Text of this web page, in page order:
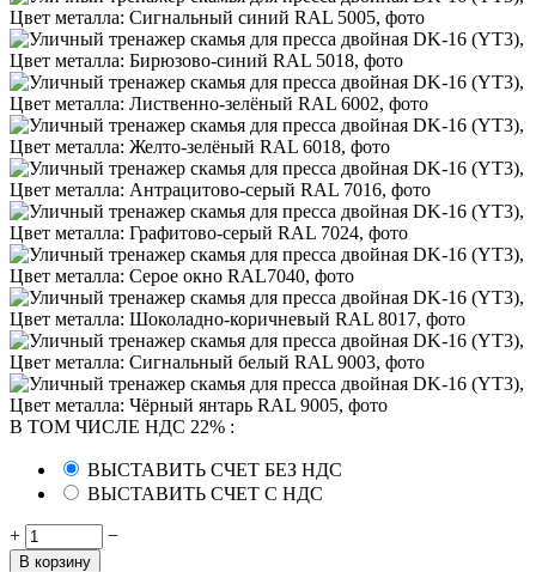
В ТОМ ЧИСЛЕ НДС 22% :
ВЫСТАВИТЬ СЧЕТ БЕЗ НДС
ВЫСТАВИТЬ СЧЕТ С НДС
+ −
В корзину